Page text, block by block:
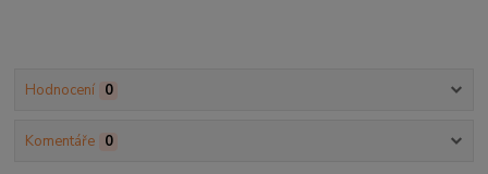
Hodnocení 0
Komentáře 0